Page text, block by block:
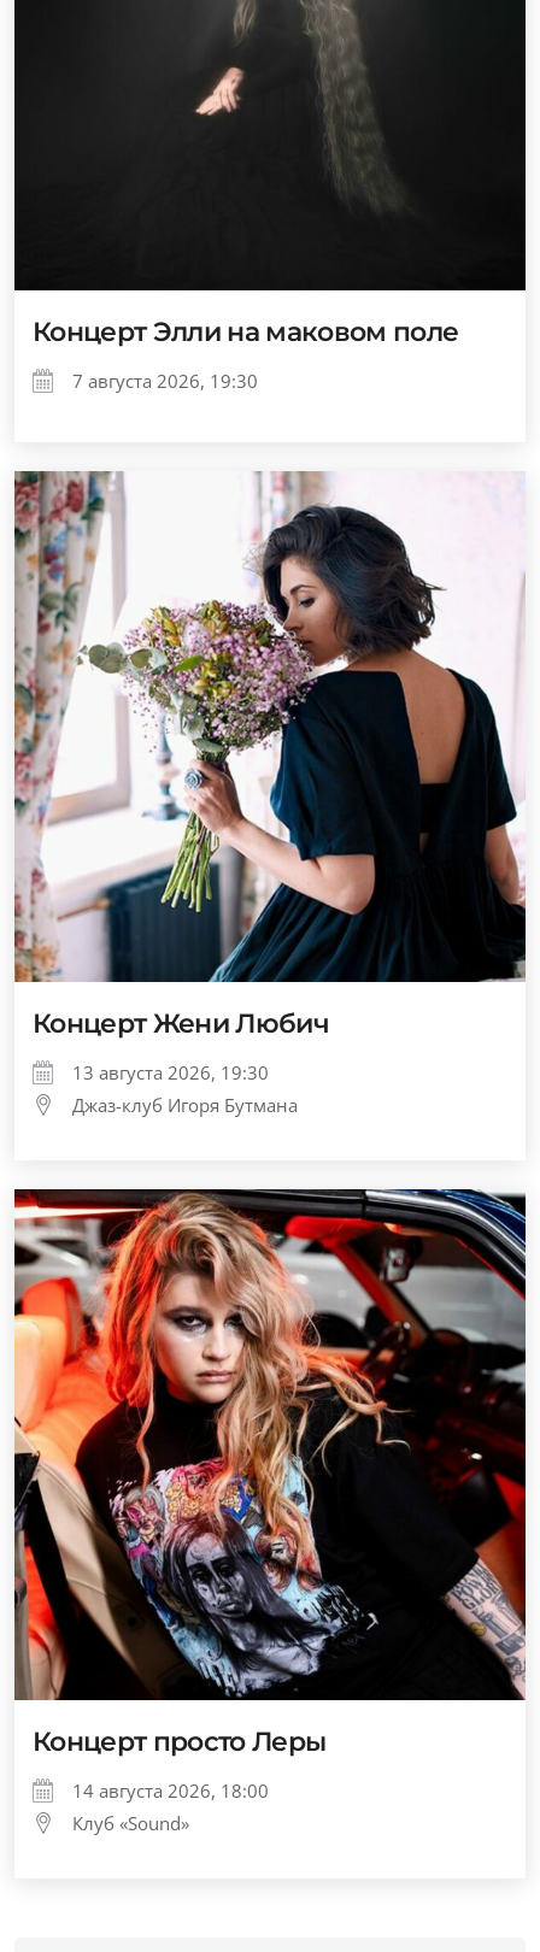
Концерт Элли на маковом поле
7 августа 2026, 19:30
Концерт Жени Любич
13 августа 2026, 19:30
Джаз-клуб Игоря Бутмана
Концерт просто Леры
14 августа 2026, 18:00
Клуб «Sound»